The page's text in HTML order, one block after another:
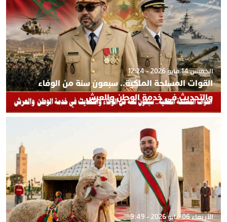
الخميس 14 مايو 2026 - 12:24
القوات المسلحة الملكية.. سبعون سنة من الوفاء
والتحديث في خدمة الوطن والعرش .
الأربعاء 06 مايو 2026 - 9:49